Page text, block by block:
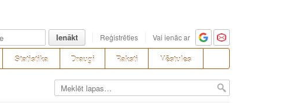
Ienākt Reģistrēties Vai ienāc ar
Statistika Draugi Raksti Vēstules